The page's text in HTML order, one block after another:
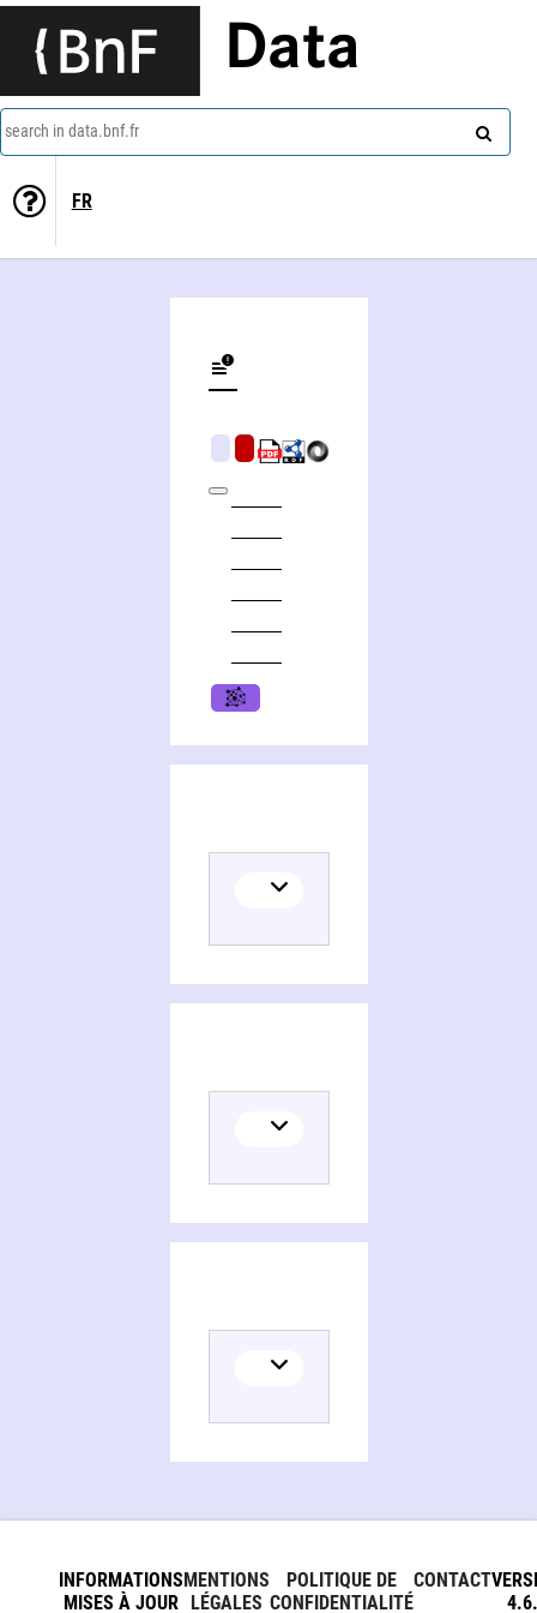
Data
search in data.bnf.fr
FR
INFORMATIONS
MISES À JOUR
MENTIONS
LÉGALES
POLITIQUE DE
CONFIDENTIALITÉ
CONTACT